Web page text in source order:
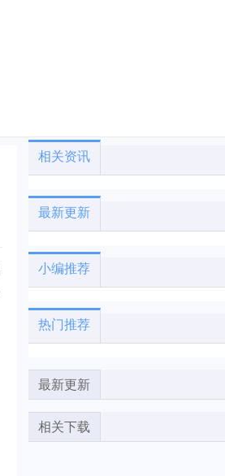
相关资讯
最新更新
小编推荐
热门推荐
最新更新
相关下载